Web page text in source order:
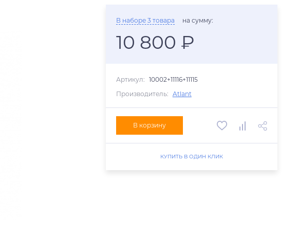
В наборе 3 товара на сумму:
10 800 ₽
Артикул: 10002+11116+11115
Производитель: Atlant
В корзину
КУПИТЬ В ОДИН КЛИК